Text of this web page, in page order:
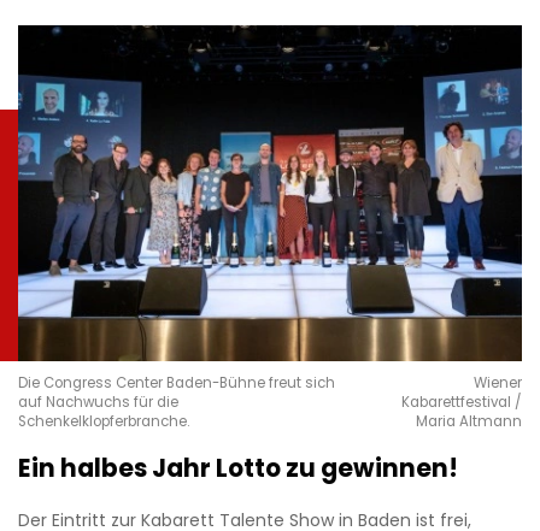
Die Congress Center Baden-Bühne freut sich
auf Nachwuchs für die
Schenkelklopferbranche.
Wiener
Kabarettfestival /
Maria Altmann
Ein halbes Jahr Lotto zu gewinnen!
Der Eintritt zur Kabarett Talente Show in Baden ist frei,